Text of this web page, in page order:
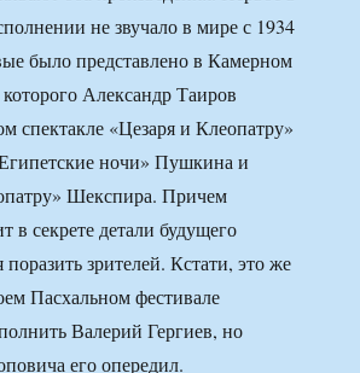
не звучало в мире с 1934
было представлено в Камерном
которого Александр Таиров
спектакле «Цезаря и Клеопатру»
ночи» Пушкина и
Шекспира. Причем
секрете детали будущего
зрителей. Кстати, это же
Пасхальном фестивале
Валерий Гергиев, но
его опередил.